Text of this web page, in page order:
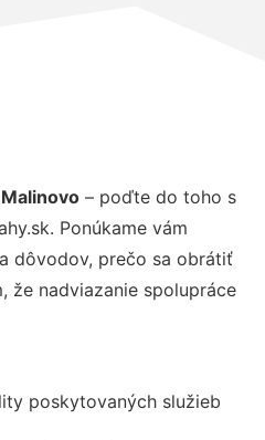
– poďte do toho s
Ponúkame vám
dôvodov, prečo sa obrátiť
že nadviazanie spolupráce
poskytovaných služieb